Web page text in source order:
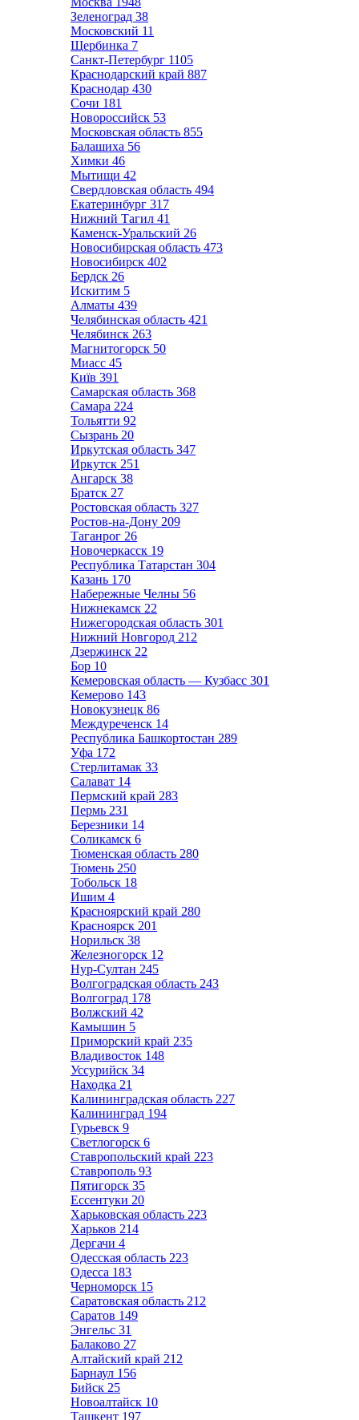
Зеленоград 38
Московский 11
Щербинка 7
Санкт-Петербург 1105
Краснодарский край 887
Краснодар 430
Сочи 181
Новороссийск 53
Московская область 855
Балашиха 56
Химки 46
Мытищи 42
Свердловская область 494
Екатеринбург 317
Нижний Тагил 41
Каменск-Уральский 26
Новосибирская область 473
Новосибирск 402
Бердск 26
Искитим 5
Алматы 439
Челябинская область 421
Челябинск 263
Магнитогорск 50
Миасс 45
Київ 391
Самарская область 368
Самара 224
Тольятти 92
Сызрань 20
Иркутская область 347
Иркутск 251
Ангарск 38
Братск 27
Ростовская область 327
Ростов-на-Дону 209
Таганрог 26
Новочеркасск 19
Республика Татарстан 304
Казань 170
Набережные Челны 56
Нижнекамск 22
Нижегородская область 301
Нижний Новгород 212
Дзержинск 22
Бор 10
Кемеровская область — Кузбасс 301
Кемерово 143
Новокузнецк 86
Междуреченск 14
Республика Башкортостан 289
Уфа 172
Стерлитамак 33
Салават 14
Пермский край 283
Пермь 231
Березники 14
Соликамск 6
Тюменская область 280
Тюмень 250
Тобольск 18
Ишим 4
Красноярский край 280
Красноярск 201
Норильск 38
Железногорск 12
Нур-Султан 245
Волгоградская область 243
Волгоград 178
Волжский 42
Камышин 5
Приморский край 235
Владивосток 148
Уссурийск 34
Находка 21
Калининградская область 227
Калининград 194
Гурьевск 9
Светлогорск 6
Ставропольский край 223
Ставрополь 93
Пятигорск 35
Ессентуки 20
Харьковская область 223
Харьков 214
Дергачи 4
Одесская область 223
Одесса 183
Черноморск 15
Саратовская область 212
Саратов 149
Энгельс 31
Балаково 27
Алтайский край 212
Барнаул 156
Бийск 25
Новоалтайск 10
Ташкент 197